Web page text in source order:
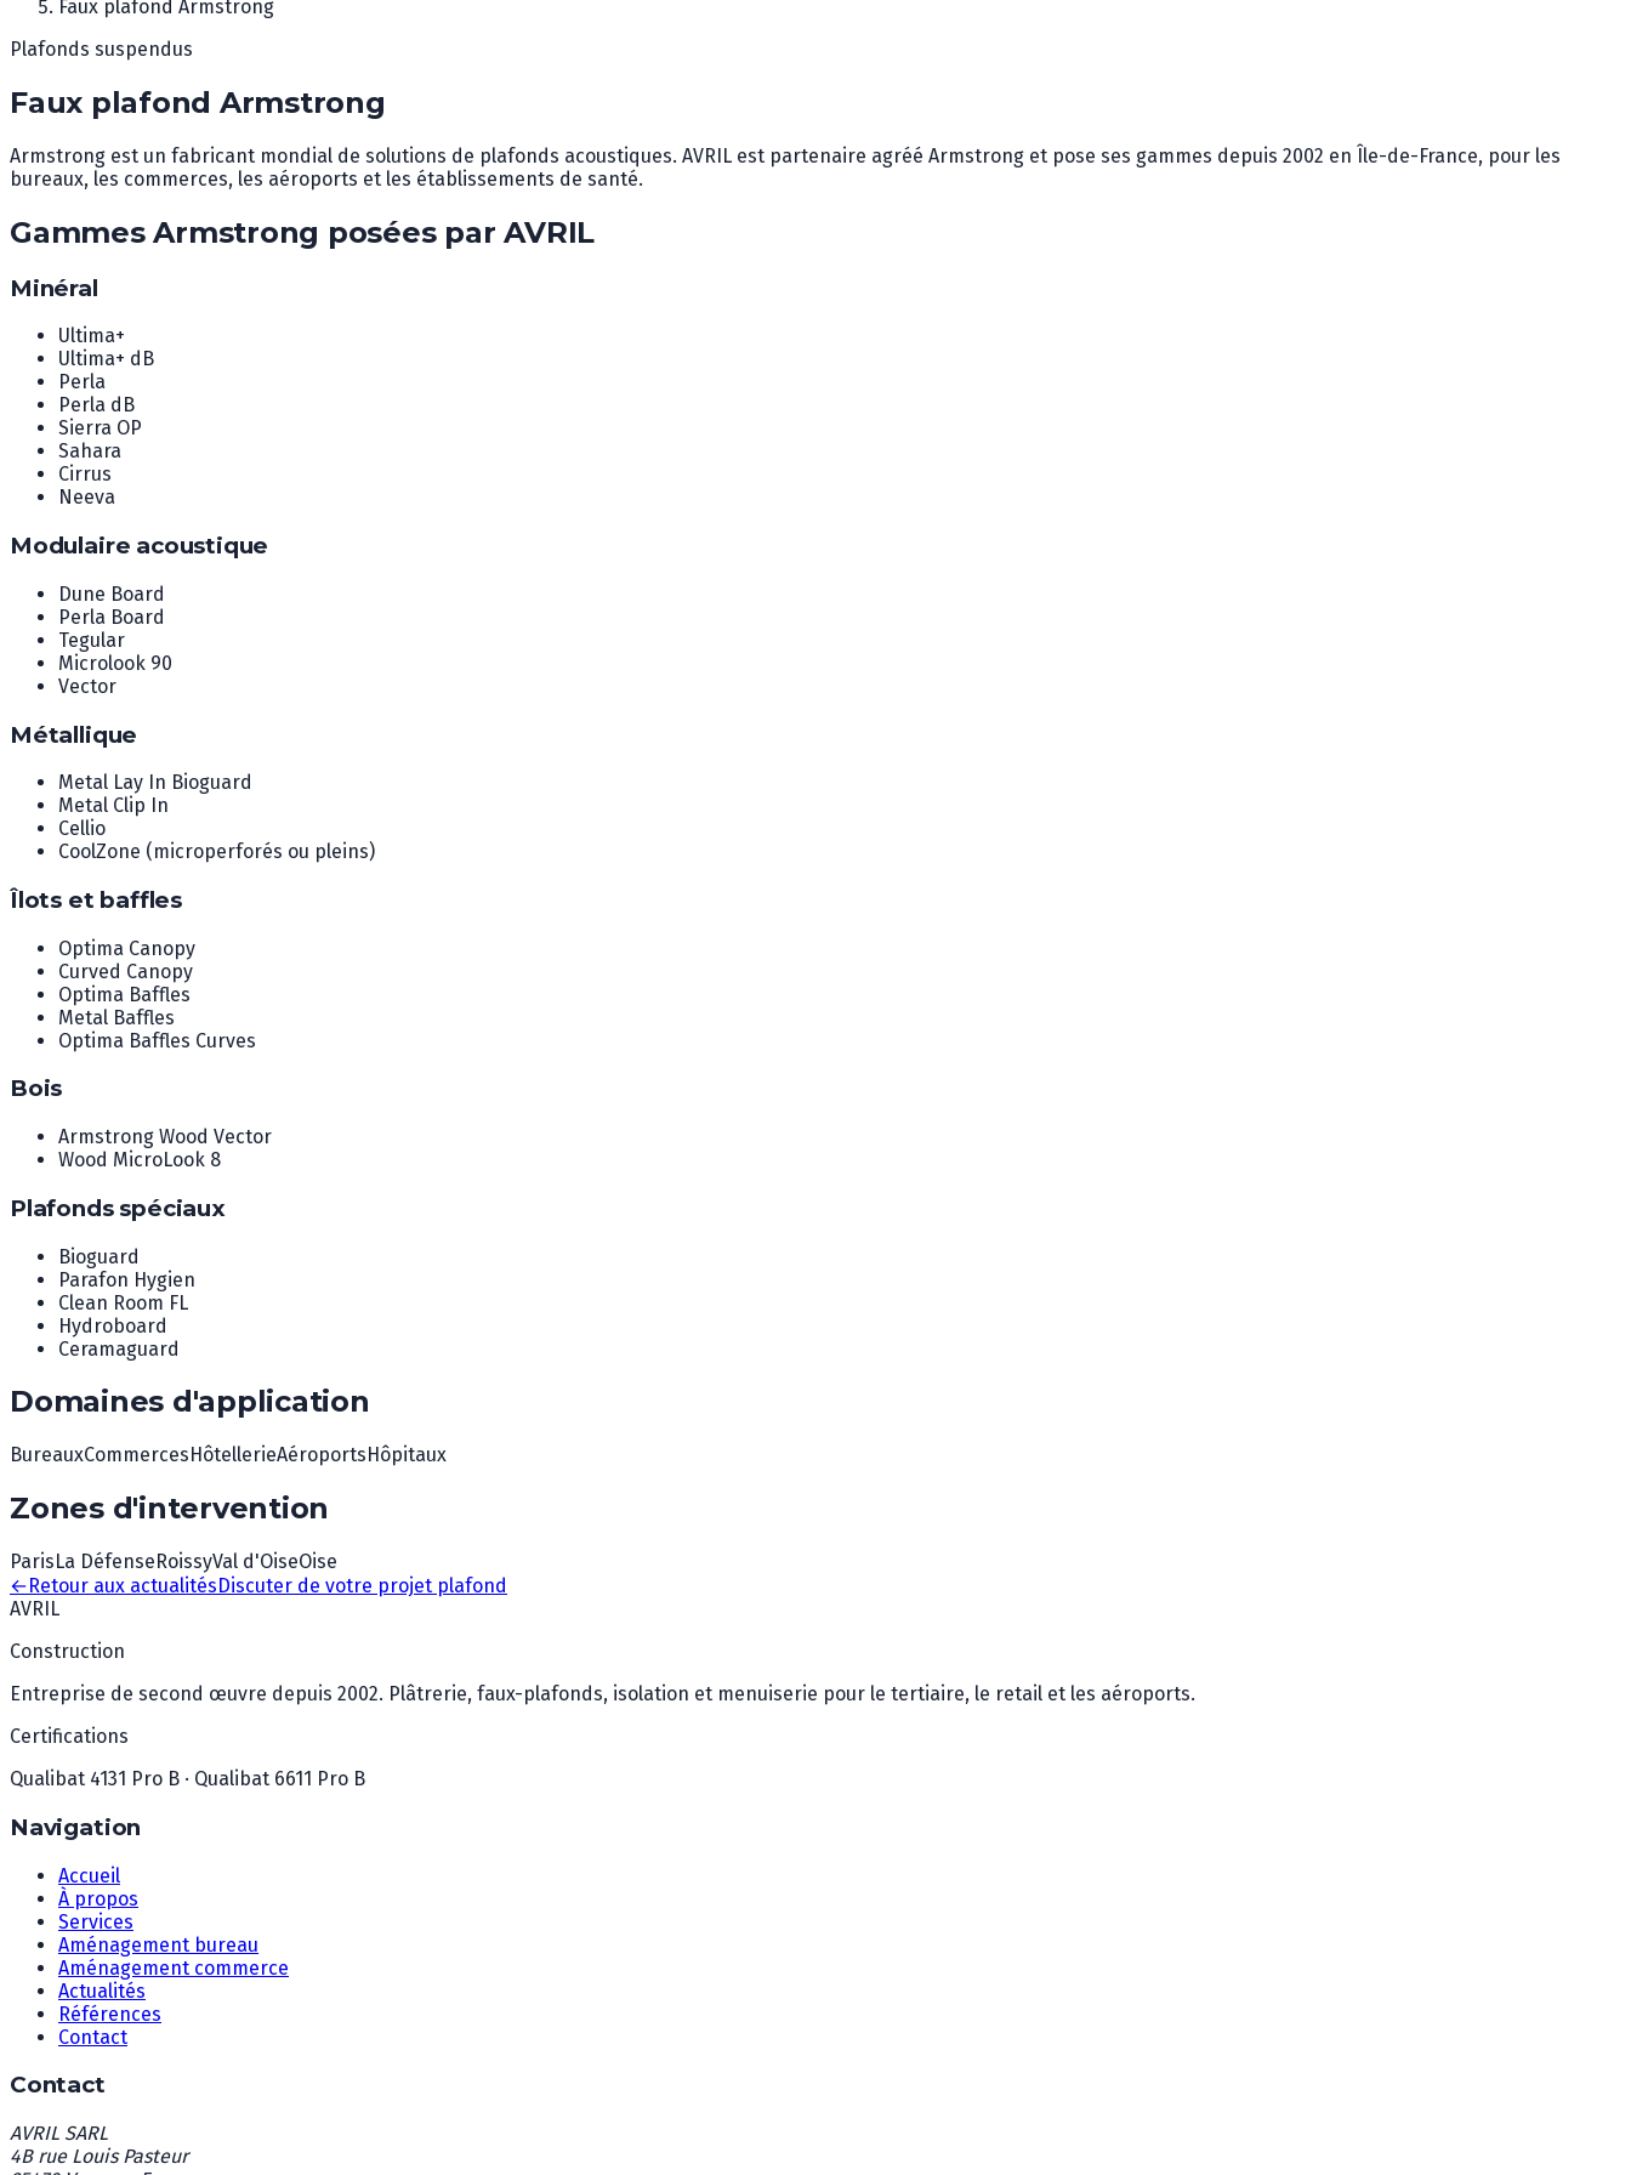
Faux plafond Armstrong
Plafonds suspendus
Faux plafond Armstrong
Armstrong est un fabricant mondial de solutions de plafonds acoustiques. AVRIL est partenaire agréé Armstrong et pose ses gammes depuis 2002 en Île-de-France, pour les
bureaux, les commerces, les aéroports et les établissements de santé.
Gammes Armstrong posées par AVRIL
Minéral
Ultima+
Ultima+ dB
Perla
Perla dB
Sierra OP
Sahara
Cirrus
Neeva
Modulaire acoustique
Dune Board
Perla Board
Tegular
Microlook 90
Vector
Métallique
Metal Lay In Bioguard
Metal Clip In
Cellio
CoolZone (microperforés ou pleins)
Îlots et baffles
Optima Canopy
Curved Canopy
Optima Baffles
Metal Baffles
Optima Baffles Curves
Bois
Armstrong Wood Vector
Wood MicroLook 8
Plafonds spéciaux
Bioguard
Parafon Hygien
Clean Room FL
Hydroboard
Ceramaguard
Domaines d'application
BureauxCommerces HôtellerieAéroports Hôpitaux
Zones d'intervention
Paris La Défense RoissyVal d'OiseOise
← Retour aux actualités Discuter de votre projet plafond
AVRIL
Construction
Entreprise de second œuvre depuis 2002. Plâtrerie, faux-plafonds, isolation et menuiserie pour le tertiaire, le retail et les aéroports.
Certifications
Qualibat 4131 Pro B · Qualibat 6611 Pro B
Navigation
Accueil
À propos
Services
Aménagement bureau
Aménagement commerce
Actualités
Références
Contact
Contact
AVRIL SARL
4B rue Louis Pasteur